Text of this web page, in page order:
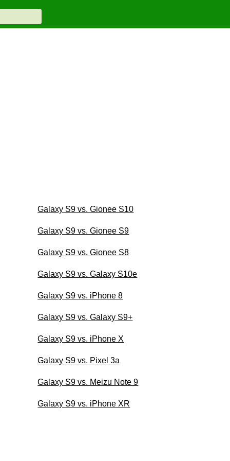
Galaxy S9 vs. Gionee S10
Galaxy S9 vs. Gionee S9
Galaxy S9 vs. Gionee S8
Galaxy S9 vs. Galaxy S10e
Galaxy S9 vs. iPhone 8
Galaxy S9 vs. Galaxy S9+
Galaxy S9 vs. iPhone X
Galaxy S9 vs. Pixel 3a
Galaxy S9 vs. Meizu Note 9
Galaxy S9 vs. iPhone XR